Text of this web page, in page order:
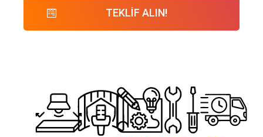
TEKLİF ALIN!